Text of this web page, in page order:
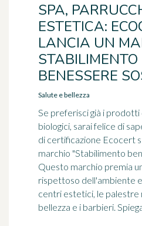
SPA,
ESTETICA:
LANCIA UN
STABILIMENTO
BENESSERE
Salute e bellezza
Se preferisci già i
biologici, sarai felice di
di certificazione Ecocert
marchio "Stabilimento
Questo marchio premia
rispettoso dell'ambiente
centri estetici, le palestre
bellezza e i barbieri.